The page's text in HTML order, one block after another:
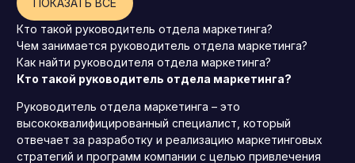
ПОКАЗАТЬ ВСЕ
Кто такой руководитель отдела маркетинга?
Чем занимается руководитель отдела маркетинга?
Как найти руководителя отдела маркетинга?
Кто такой руководитель отдела маркетинга?
Руководитель отдела маркетинга – это
высококвалифицированный специалист, который
отвечает за разработку и реализацию маркетинговых
стратегий и программ компании с целью привлечения